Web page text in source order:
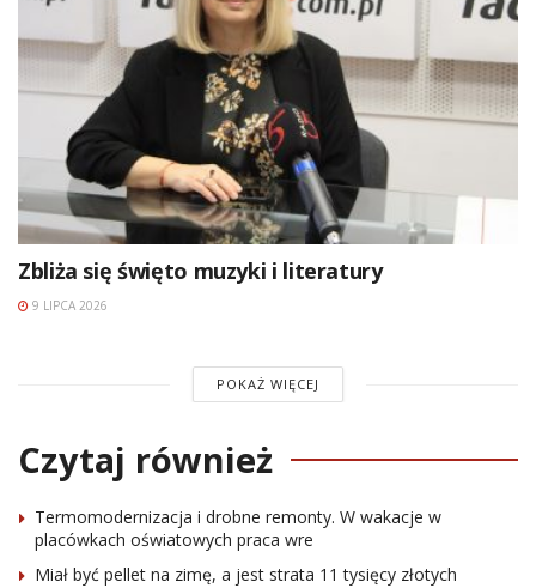
Zbliża się święto muzyki i literatury
9 LIPCA 2026
POKAŻ WIĘCEJ
Czytaj również
Termomodernizacja i drobne remonty. W wakacje w
placówkach oświatowych praca wre
Miał być pellet na zimę, a jest strata 11 tysięcy złotych